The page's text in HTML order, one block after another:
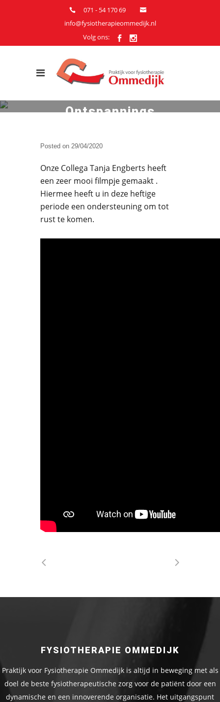
071 - 54 170 69
info@fysiotherapieommedijk.nl
Volg ons:
Ontspannings
Posted on 29/04/2020
Onze Collega Tanja Engberts heeft
een zeer mooi filmpje gemaakt .
Hiermee heeft u in deze heftige
periode een ondersteuning om tot
rust te komen.
FYSIOTHERAPIE OMMEDIJK
Praktijk voor Fysiotherapie Ommedijk is altijd in beweging met als
doel de beste fysiotherapeutische zorg voor de patiënt door een
dynamische en een innoverende organisatie. Het uitgangspunt